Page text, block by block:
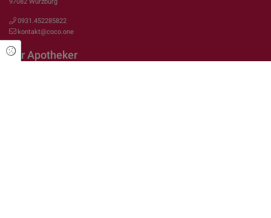
0931.452285822
kontakt@coco.one
Für Apotheker
Cookie Einstellungen